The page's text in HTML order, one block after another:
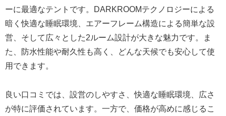
ーに最適なテントです。DARKROOMテクノロジーによる
暗く快適な睡眠環境、エアーフレーム構造による簡単な設
営、そして広々とした2ルーム設計が大きな魅力です。ま
た、防水性能や耐久性も高く、どんな天候でも安心して使
用できます。
良い口コミでは、設営のしやすさ、快適な睡眠環境、広さ
が特に評価されています。一方で、価格が高めに感じるこ